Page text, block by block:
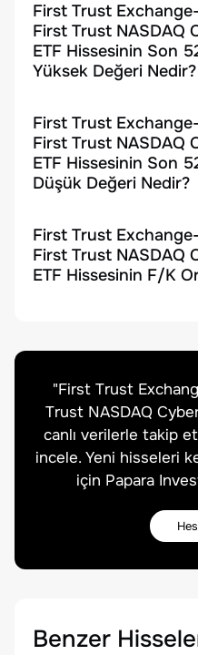
First Trust
First Trust NASDAQ
ETF Hissesinin Son
Yüksek Değeri Nedir?
First Trust
First Trust NASDAQ
ETF Hissesinin Son
Düşük Değeri Nedir?
First Trust
First Trust NASDAQ
ETF Hissesinin F/K
"First Trust
Trust NASDAQ
canlı verilerle takip
incele. Yeni hisseleri
için Papara
Benzer